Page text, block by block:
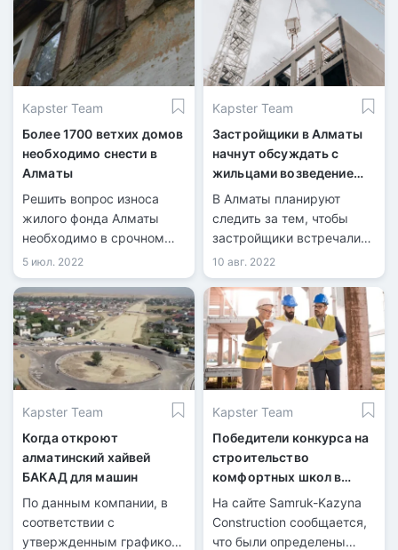
Kapster Team
Более 1700 ветхих домов
необходимо снести в
Алматы
Решить вопрос износа
жилого фонда Алматы
необходимо в срочном
порядке. Реновация
ветхого жилья включена в
проект плана развития
города до 2025 года и
среднесрочных
перспектив до 2030 года.
Об этом рассказал аким
города Ерболат Досаев.
5 июл. 2022
Kapster Team
Застройщики в Алматы
начнут обсуждать с
жильцами возведение
будущих ЖК
В Алматы планируют
следить за тем, чтобы
застройщики встречались
с жильцами ближайших
домов перед тем, как
возводить здания.
10 авг. 2022
Kapster Team
Когда откроют
алматинский хайвей
БАКАД для машин
По данным компании, в
соответствии с
утвержденным графиком
Kapster Team
Победители конкурса на
строительство
комфортных школ в
Казахстане
На сайте Samruk-Kazyna
Construction сообщается,
что были определены